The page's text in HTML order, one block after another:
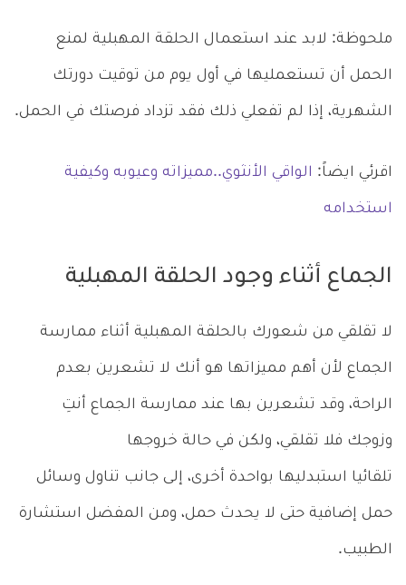
ملحوظة: لابد عند استعمال الحلقة المهبلية لمنع
الحمل أن تستعمليها في أول يوم من توقيت دورتك
الشهرية، إذا لم تفعلي ذلك فقد تزداد فرصتك في الحمل.
اقرئي ايضاً: الواقي الأنثوي..مميزاته وعيوبه وكيفية
استخدامه
الجماع أثناء وجود الحلقة المهبلية
لا تقلقي من شعورك بالحلقة المهبلية أثناء ممارسة
الجماع لأن أهم مميزاتها هو أنك لا تشعرين بعدم
الراحة، وقد تشعرين بها عند ممارسة الجماع أنتِ
وزوجك فلا تقلقي، ولكن في حالة خروجها
تلقائيا استبدليها بواحدة أخرى، إلى جانب تناول وسائل
حمل إضافية حتى لا يحدث حمل، ومن المفضل استشارة
الطبيب.